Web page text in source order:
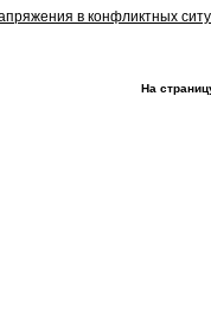
в конфликтных
На